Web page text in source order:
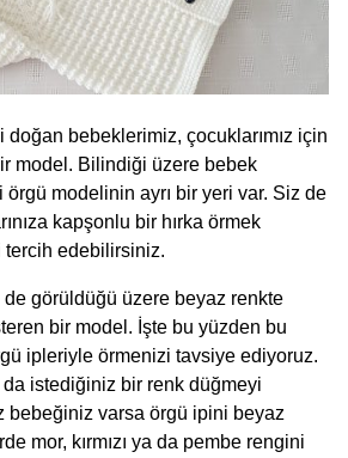
doğan bebeklerimiz, çocuklarımız için
model. Bilindiği üzere bebek
örgü modelinin ayrı bir yeri var. Siz de
kapşonlu bir hırka örmek
edebilirsiniz.
de görüldüğü üzere beyaz renkte
bir model. İşte bu yüzden bu
ipleriyle örmenizi tavsiye ediyoruz.
istediğiniz bir renk düğmeyi
bebeğiniz varsa örgü ipini beyaz
mor, kırmızı ya da pembe rengini